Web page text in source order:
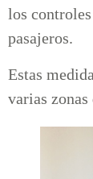
los
pasajeros.
Estas
varias zonas